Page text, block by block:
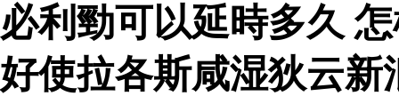
必利勁可以延時多久
好使拉各斯咸湿狄云新